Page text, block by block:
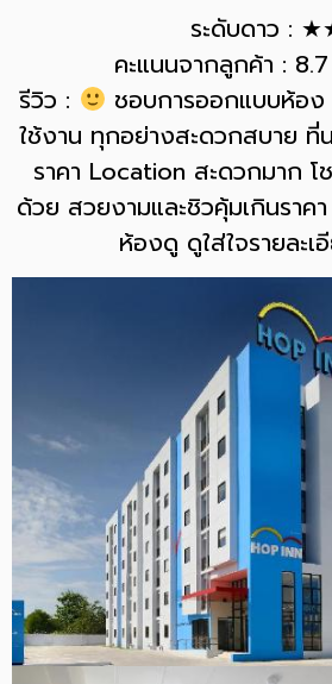
ระดับดาว :
คะแนนจากลูกค้า :
รีวิว :
ชอบการออกแบบห้อ
ใช้งาน ทุกอย่างสะดวกสบาย ที่
ราคา Location สะดวกมาก โ
ด้วย สวยงามและชิวคุ้มเกินราค
ห้องดู ดูใส่ใจรายละเ